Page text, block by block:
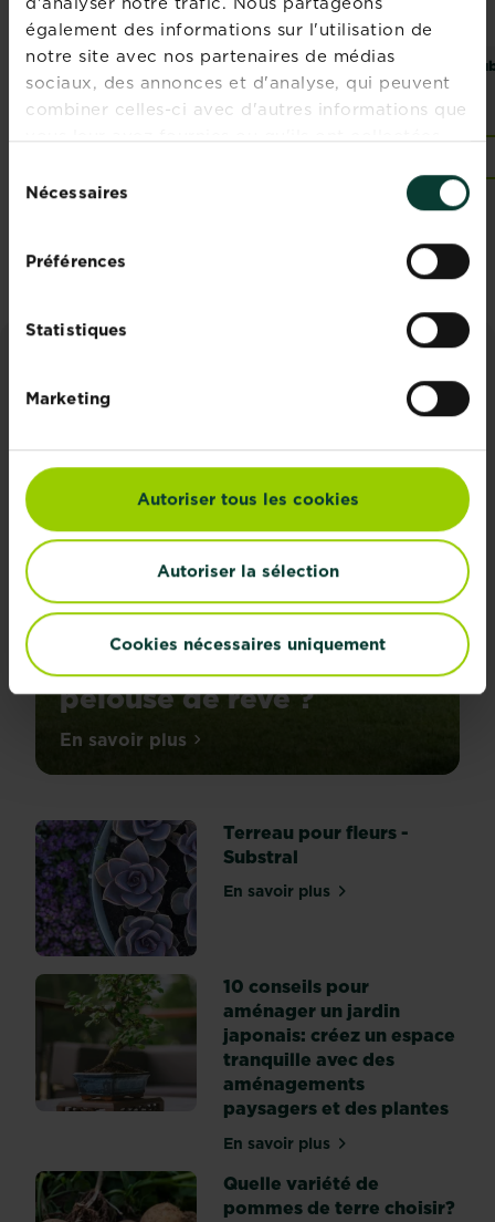
également des informations sur l'utilisation de
notre site avec nos partenaires de médias
sociaux, des annonces et d'analyse, qui peuvent
combiner celles-ci avec d'autres informations que
vous leur avez fournies ou qu'ils ont collectées
duNécessaires
Préférences
Statistiques
Marketing
Autoriser tous les cookies
Autoriser la sélection
Cookies nécessaires uniquement
Substral Limex BIO
anti-limaces
Substral® Fungicarb
CONSEILS ET INSPIRATIONS
Peu de temps, mais une
pelouse de rêve ?
En savoir plussur Peu de temps, mais une pelouse de
Terreau pour fleurs -
Substral
En savoir plussur Terreau pour fleurs -
10 conseils pour
aménager un jardin
japonais: créez un espace
tranquille avec des
aménagements
paysagers et des plantes
En savoir plussur 10 conseils pour
Quelle variété de
pommes de terre choisir?